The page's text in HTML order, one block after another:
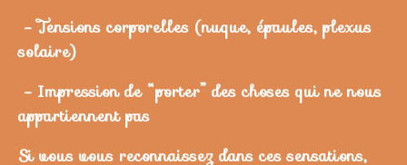
- Tensions corporelles (nuque, épaules, plexus
solaire)
- Impression de “porter” des choses qui ne nous
appartiennent pas
Si vous vous reconnaissez dans ces sensations,